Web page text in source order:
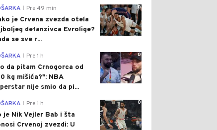
0
Pre 49 min
je Crvena zvezda otela
defanzivca Evrolige?
se sve r...
0
Pre 1 h
da pitam Crnogorca od
kg mišića?": NBA
nije smio da pi...
0
Pre 1 h
je Nik Vejler Bab i šta
Crvenoj zvezdi: U